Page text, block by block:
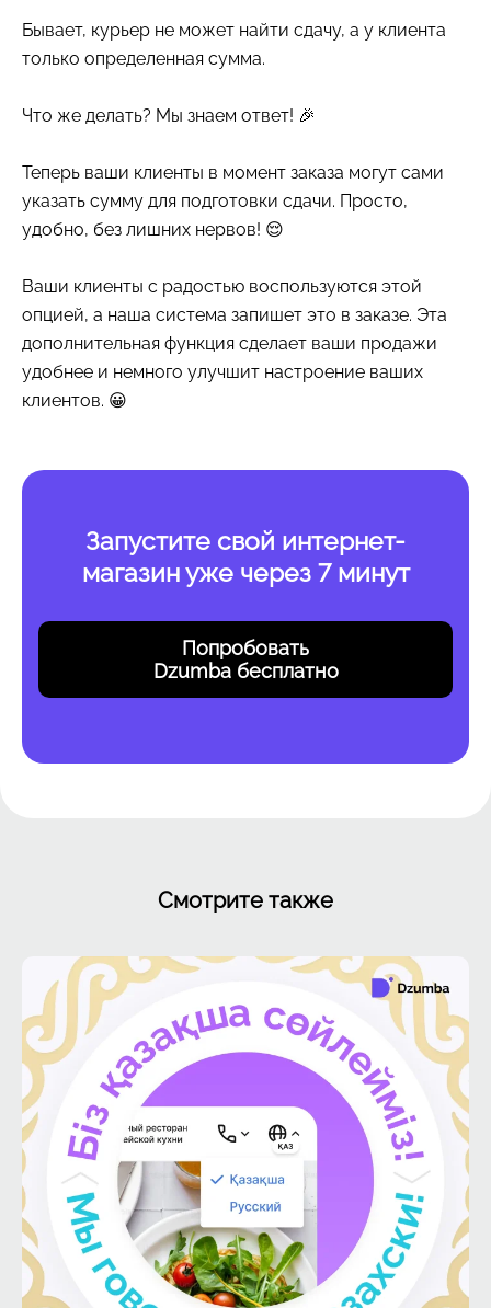
Бывает, курьер не может найти сдачу, а у клиента
только определенная сумма.
Что же делать? Мы знаем ответ! 🎉
Теперь ваши клиенты в момент заказа могут сами
указать сумму для подготовки сдачи. Просто,
удобно, без лишних нервов! 😌
Ваши клиенты с радостью воспользуются этой
опцией, а наша система запишет это в заказе. Эта
дополнительная функция сделает ваши продажи
удобнее и немного улучшит настроение ваших
клиентов. 😀
Запустите свой интернет-
магазин уже через 7 минут
Попробовать
Dzumba бесплатно
Смотрите также